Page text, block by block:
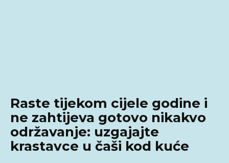
Raste tijekom cijele godine i
ne zahtijeva gotovo nikakvo
održavanje: uzgajajte
krastavce u čaši kod kuće